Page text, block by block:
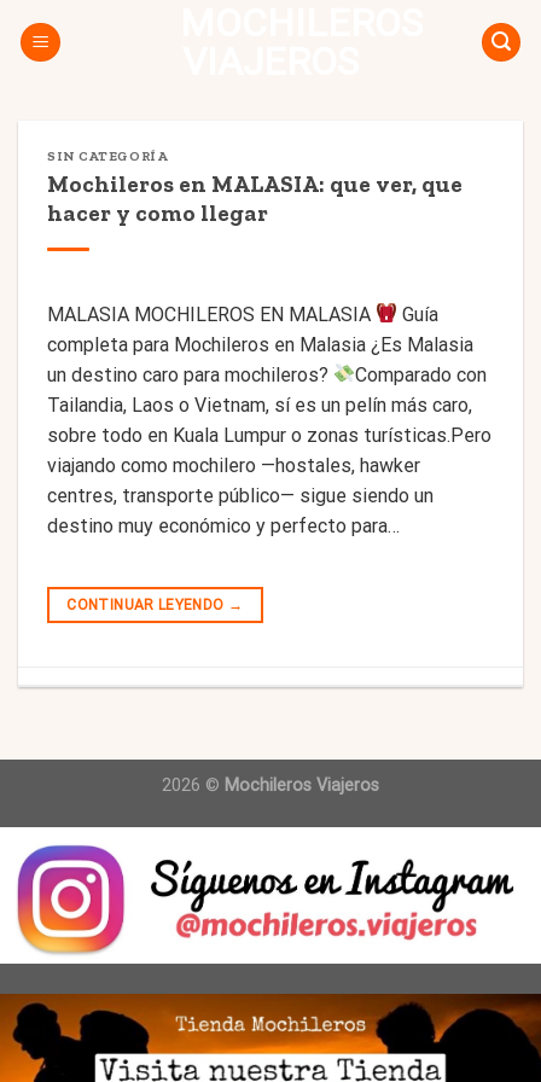
SIN CATEGORÍA
Mochileros en MALASIA: que ver, que
hacer y como llegar
MALASIA MOCHILEROS EN MALASIA
Guía
completa para Mochileros en Malasia ¿Es Malasia
un destino caro para mochileros?
Comparado con
Tailandia, Laos o Vietnam, sí es un pelín más caro,
sobre todo en Kuala Lumpur o zonas turísticas.Pero
viajando como mochilero —hostales, hawker
centres, transporte público— sigue siendo un
destino muy económico y perfecto para…
CONTINUAR LEYENDO →
2026 © Mochileros Viajeros